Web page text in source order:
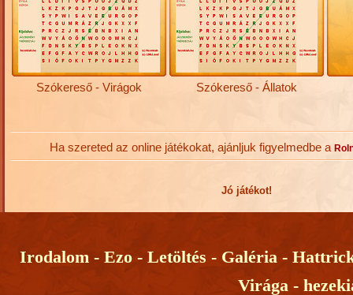
Szókereső - Virágok Szókereső - Állatok
Ha szereted az online játékokat, ajánljuk figyelmedbe a
Jó játékot!
Irodalom - Ezo - Letöltés - Galéria -
Virága -